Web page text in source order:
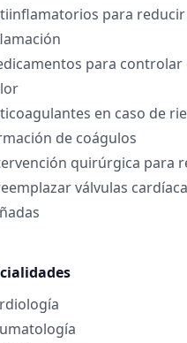
para reducir
para controlar
en caso de
de coágulos
quirúrgica para
válvulas